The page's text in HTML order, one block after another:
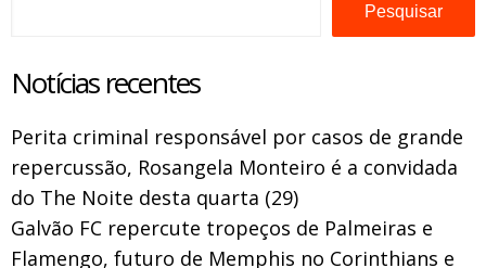
Pesquisar
Notícias recentes
Perita criminal responsável por casos de grande
repercussão, Rosangela Monteiro é a convidada
do The Noite desta quarta (29)
Galvão FC repercute tropeços de Palmeiras e
Flamengo, futuro de Memphis no Corinthians e